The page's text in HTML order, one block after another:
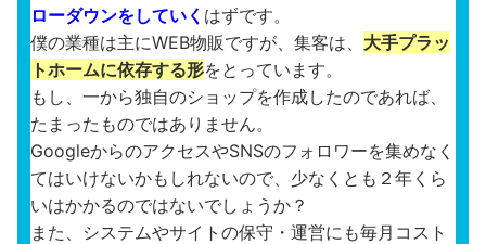
ローダウンをしていく はずです。
僕の業種は主にWEB物販ですが、集客は、 大手プラッ
トホームに依存する形をとっています。
もし、一から独自のショップを作成したのであれば、
たまったものではありません。
GoogleからのアクセスやSNSのフォロワーを集めなく
てはいけないかもしれないので、少なくとも２年くら
いはかかるのではないでしょうか？
また、システムやサイトの保守・運営にも毎月コスト